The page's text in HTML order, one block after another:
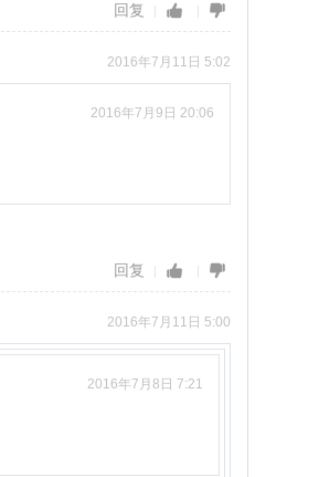
回复
2016年7月11日 5:02
2016年7月9日 20:06
回复
2016年7月11日 5:00
2016年7月8日 7:21